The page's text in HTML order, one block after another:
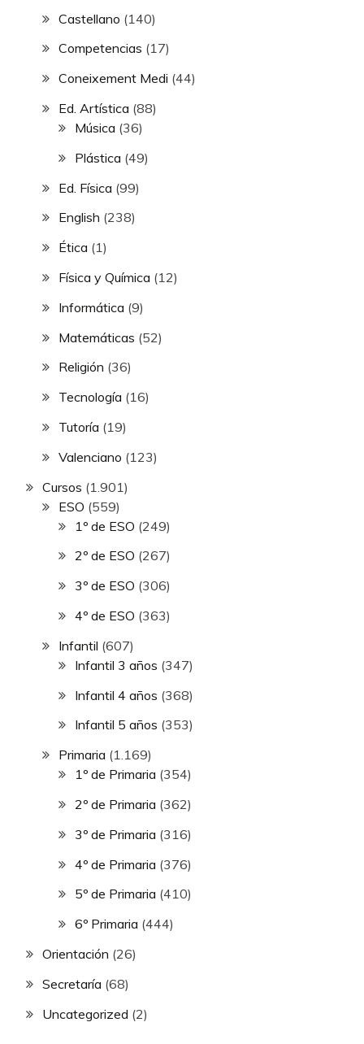
Castellano (140)
Competencias (17)
Coneixement Medi (44)
Ed. Artística (88)
Música (36)
Plástica (49)
Ed. Física (99)
English (238)
Ética (1)
Física y Química (12)
Informática (9)
Matemáticas (52)
Religión (36)
Tecnología (16)
Tutoría (19)
Valenciano (123)
Cursos (1.901)
ESO (559)
1º de ESO (249)
2º de ESO (267)
3º de ESO (306)
4º de ESO (363)
Infantil (607)
Infantil 3 años (347)
Infantil 4 años (368)
Infantil 5 años (353)
Primaria (1.169)
1º de Primaria (354)
2º de Primaria (362)
3º de Primaria (316)
4º de Primaria (376)
5º de Primaria (410)
6º Primaria (444)
Orientación (26)
Secretaría (68)
Uncategorized (2)